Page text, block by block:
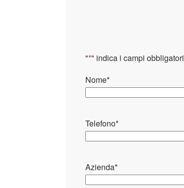
"*" indica i campi obbligatori
Nome*
Telefono*
Azienda*